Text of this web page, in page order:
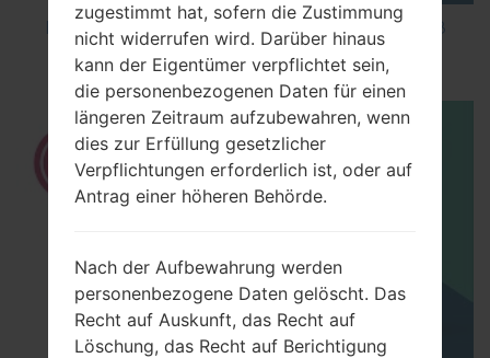
How to Factory Reset through code on LG K8
M200E?
zugestimmt hat, sofern die Zustimmung
nicht widerrufen wird. Darüber hinaus
kann der Eigentümer verpflichtet sein,
die personenbezogenen Daten für einen
längeren Zeitraum aufzubewahren, wenn
dies zur Erfüllung gesetzlicher
Verpflichtungen erforderlich ist, oder auf
Antrag einer höheren Behörde.
Nach der Aufbewahrung werden
personenbezogene Daten gelöscht. Das
Recht auf Auskunft, das Recht auf
Löschung, das Recht auf Berichtigung